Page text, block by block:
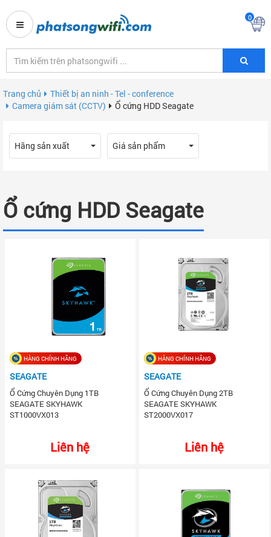
0
Trang chủ
Thiết bị an ninh - Tel - conference
Camera giám sát (CCTV)
Ổ cứng HDD Seagate
Hãng sản xuất Giá sản phẩm
Ổ cứng HDD Seagate
HÀNG CHÍNH HÃNG
SEAGATE
Ổ Cứng Chuyên Dụng 1TB
SEAGATE SKYHAWK
ST1000VX013
Liên hệ
HÀNG CHÍNH HÃNG
SEAGATE
Ổ Cứng Chuyên Dụng 2TB
SEAGATE SKYHAWK
ST2000VX017
Liên hệ